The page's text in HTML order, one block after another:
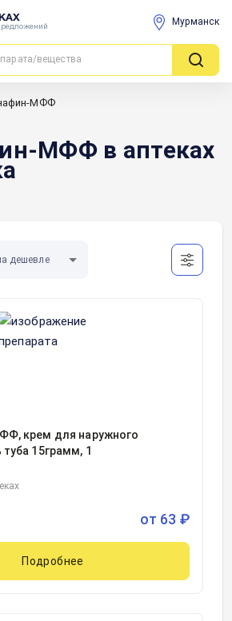
Мурманск
МФФ
МФФ в аптеках
дешевле
крем для наружного
15грамм, 1
от 63 ₽
Подробнее